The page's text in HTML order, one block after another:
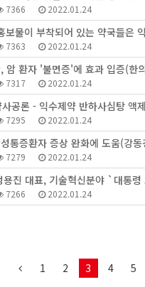
7366 2022.01.24
보물이 부착되어 있는 약국들은
7363 2022.01.24
암 환자 '불면증'에 효과 입증(한
7317 2022.01.24
공론 - 익수제약 반하사심탕 액
7295 2022.01.24
통증환자 증상 완화에 도움(강
7279 2022.01.24
용진 대표, 기술혁신분야 `대통
7266 2022.01.24
1 2 3 4 5